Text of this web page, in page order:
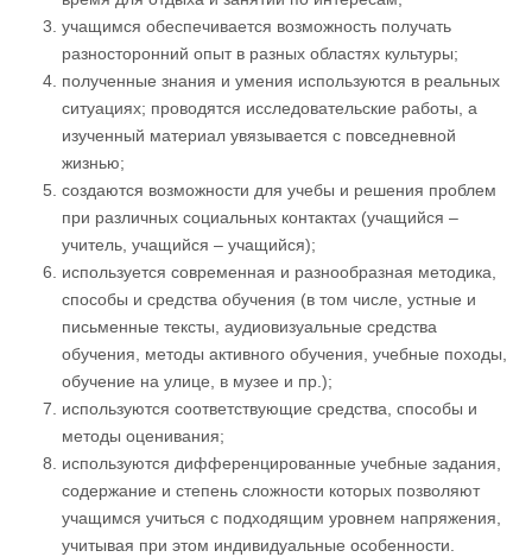
учащимся обеспечивается возможность получать
разносторонний опыт в разных областях культуры;
полученные знания и умения используются в реальных
ситуациях; проводятся исследовательские работы, а
изученный материал увязывается с повседневной
жизнью;
создаются возможности для учебы и решения проблем
при различных социальных контактах (учащийся –
учитель, учащийся – учащийся);
используется современная и разнообразная методика,
способы и средства обучения (в том числе, устные и
письменные тексты, аудиовизуальные средства
обучения, методы активного обучения, учебные походы,
обучение на улице, в музее и пр.);
используются соответствующие средства, способы и
методы оценивания;
используются дифференцированные учебные задания,
содержание и степень сложности которых позволяют
учащимся учиться с подходящим уровнем напряжения,
учитывая при этом индивидуальные особенности.